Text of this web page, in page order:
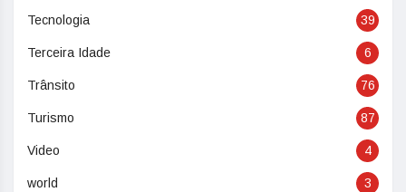
Tecnologia 39
Terceira Idade 6
Trânsito 76
Turismo 87
Video 4
world 3